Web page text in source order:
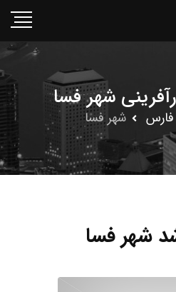
شهر فسا
فارس شهر فسا
شهر فسا